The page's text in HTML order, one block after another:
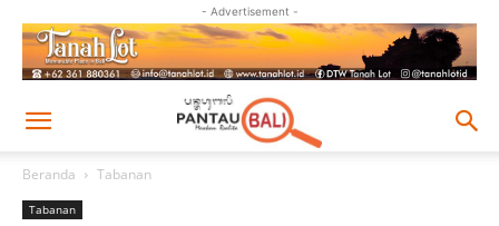
- Advertisement -
Beranda Tabanan
Tabanan